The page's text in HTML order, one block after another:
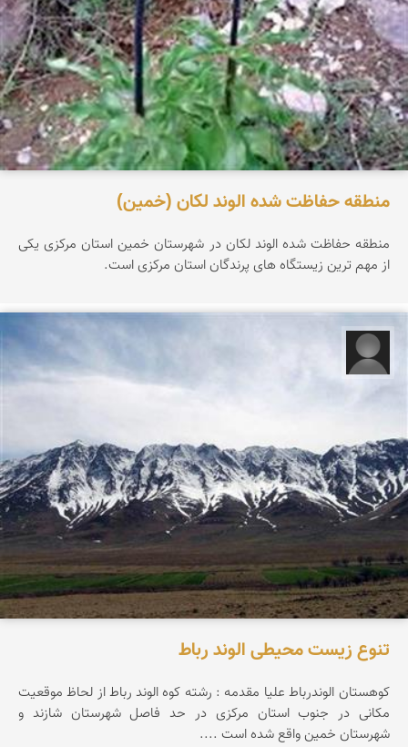
منطقه حفاظت شده الوند لکان (خمین)
منطقه حفاظت شده الوند لکان در شهرستان خمین استان مرکزی یکی
از مهم ترین زیستگاه های پرندگان استان مرکزی است.
تنوع زیست محیطی الوند رباط
کوهستان الوندرباط علیا مقدمه : رشته کوه الوند رباط از لحاظ موقعیت
مکانی در جنوب استان مرکزی در حد فاصل شهرستان شازند و
شهرستان خمین واقع شده است ....